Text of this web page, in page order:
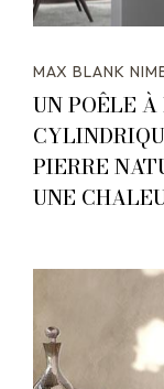
MAX BLANK
UN POÊLE À
PIERRE
UNE